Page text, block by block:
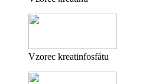
Vzorec kreatinfosfátu